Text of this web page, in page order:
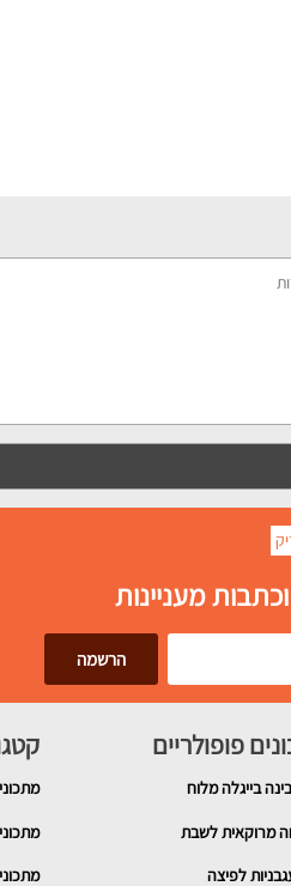
מעניינות
פופולריים
בייגלה מלוח
מרוקאית לשבת
לפיצה